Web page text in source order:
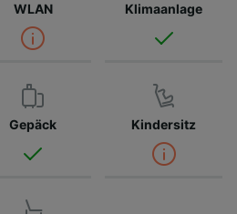
WLAN Klimaanlage
Gepäck Kindersitz